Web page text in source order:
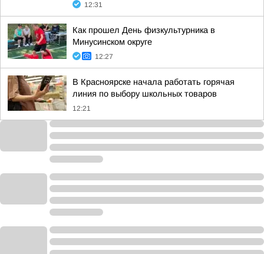
12:31
Как прошел День физкультурника в
Минусинском округе
12:27
В Красноярске начала работать горячая
линия по выбору школьных товаров
12:21